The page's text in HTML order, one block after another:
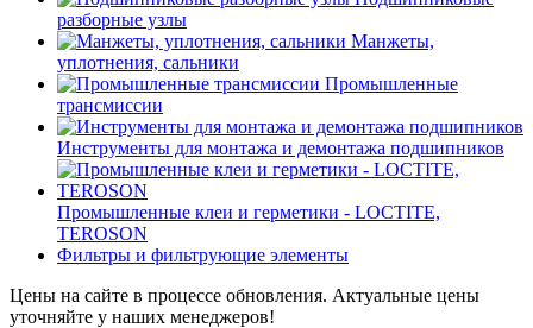
разборные узлы
Манжеты,
уплотнения, сальники
Промышленные
трансмиссии
Инструменты для монтажа и демонтажа подшипников
Промышленные клеи и герметики - LOCTITE,
TEROSON
Фильтры и фильтрующие элементы
Цены на сайте в процессе обновления. Актуальные цены
уточняйте у наших менеджеров!